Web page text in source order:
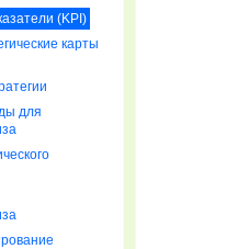
(KPI)
карты
для